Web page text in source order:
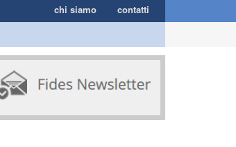
chi siamo contatti